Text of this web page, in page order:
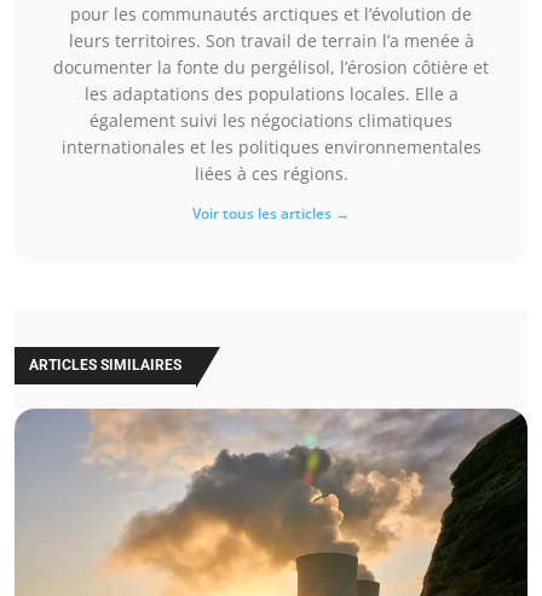
pour les communautés arctiques et l’évolution de
leurs territoires. Son travail de terrain l’a menée à
documenter la fonte du pergélisol, l’érosion côtière et
les adaptations des populations locales. Elle a
également suivi les négociations climatiques
internationales et les politiques environnementales
liées à ces régions.
Voir tous les articles →
ARTICLES SIMILAIRES